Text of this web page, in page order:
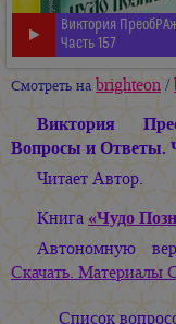
Виктория
Часть 157
Смотреть на brighteon/
Виктория
Вопросы и Ответы.
Читает Автор.
Книга «Чудо
Автономную
Скачать. Материалы
Список